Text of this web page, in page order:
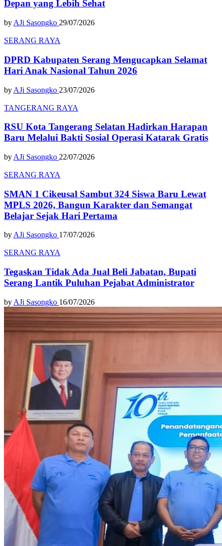
Depan yang Lebih Sehat
by AJi Sasongko 29/07/2026
SERANG RAYA
DPRD Kabupaten Serang Mengucapkan Selamat
Hari Anak Nasional Tahun 2026
by AJi Sasongko 23/07/2026
TANGERANG RAYA
RSU Kota Tangerang Selatan Hadirkan Harapan
Baru Melalui Bakti Sosial Operasi Katarak Gratis
by AJi Sasongko 22/07/2026
SERANG RAYA
SMAN 1 Cikeusal Sambut 324 Siswa Baru Lewat
MPLS 2026, Bangun Karakter dan Semangat
Belajar Sejak Hari Pertama
byAJi Sasongko 17/07/2026
SERANG RAYA
Tegaskan Tidak Ada Jual Beli Jabatan, Bupati
Serang Lantik Puluhan Pejabat Administrator
by AJi Sasongko 16/07/2026